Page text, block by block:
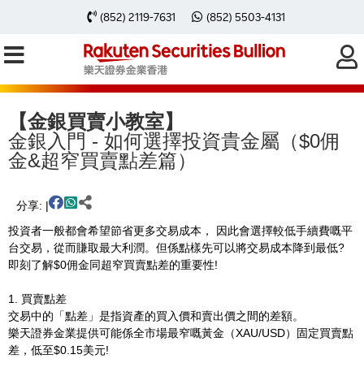
(852) 2119-7631 (852) 5503-4131
金銀入門 - 點解要買賣金銀：$0佣金&超窄價格點差
【金銀買賣小教室】
金銀入門 - 如何選擇投資貴金屬（$0佣
金&超窄買賣點差篇）
分享: |
投資者一般都會希望節省更多交易成本， 因此會選擇較低手續費嘅平
台交易，從而賺取最大利潤。但係點樣先可以將交易成本降到最低?
即刻了解$0佣金同超窄買賣點差的重要性!
1. 買賣點差
交易中的「點差」是指資產的買入價和賣出價之間的差額。
樂天證券金業提供可能係全市場最窄嘅黃金（XAU/USD）固定買賣點
差，低至$0.15美元!